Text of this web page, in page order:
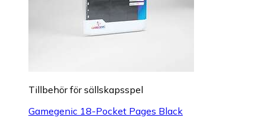
Tillbehör för sällskapsspel
Gamegenic 18-Pocket Pages Black